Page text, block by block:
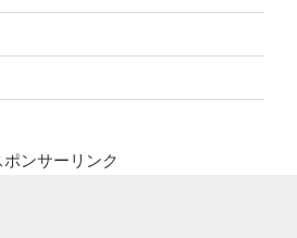
ポンサーリンク